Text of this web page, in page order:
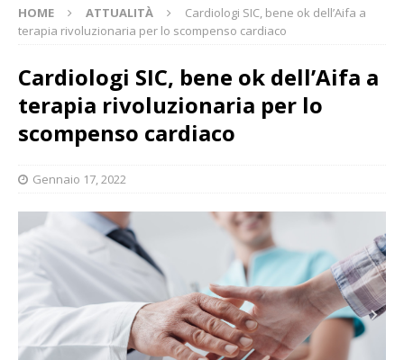
HOME ATTUALITÀ
Cardiologi SIC, bene ok dell’Aifa a
terapia rivoluzionaria per lo scompenso cardiaco
Cardiologi SIC, bene ok dell’Aifa a
terapia rivoluzionaria per lo
scompenso cardiaco
Gennaio 17, 2022